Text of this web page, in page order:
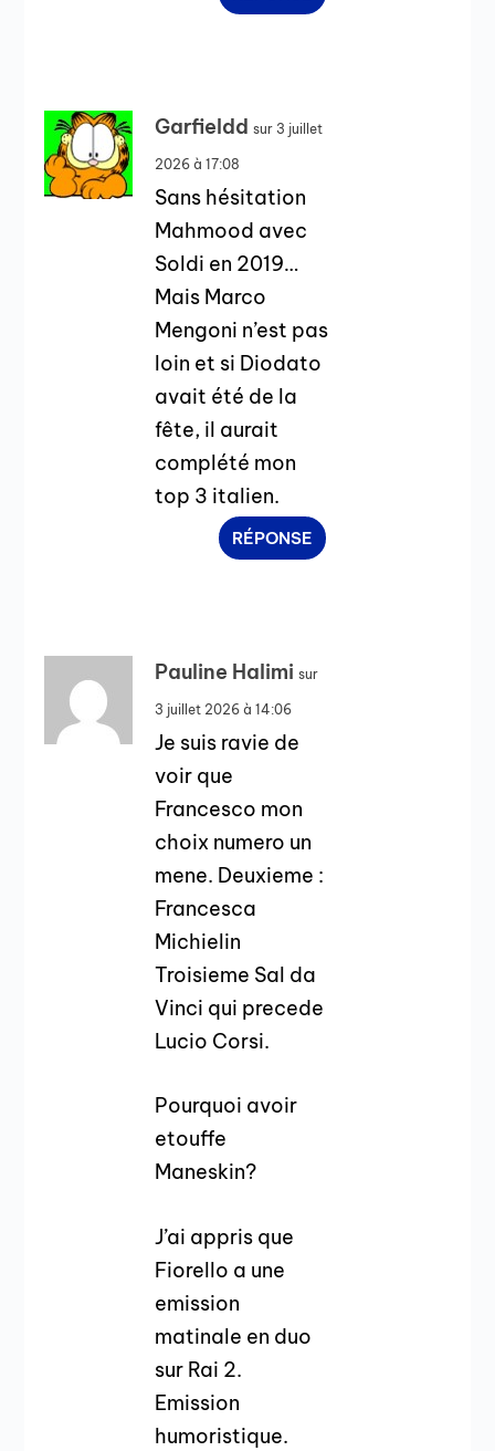
Garfieldd sur 3 juillet
2026 à 17:08
Sans hésitation
Mahmood avec
Soldi en 2019…
Mais Marco
Mengoni n’est pas
loin et si Diodato
avait été de la
fête, il aurait
complété mon
top 3 italien.
RÉPONSE
Pauline Halimi sur
3 juillet 2026 à 14:06
Je suis ravie de
voir que
Francesco mon
choix numero un
mene. Deuxieme :
Francesca
Michielin
Troisieme Sal da
Vinci qui precede
Lucio Corsi.
Pourquoi avoir
etouffe
Maneskin?
J’ai appris que
Fiorello a une
emission
matinale en duo
sur Rai 2.
Emission
humoristique.